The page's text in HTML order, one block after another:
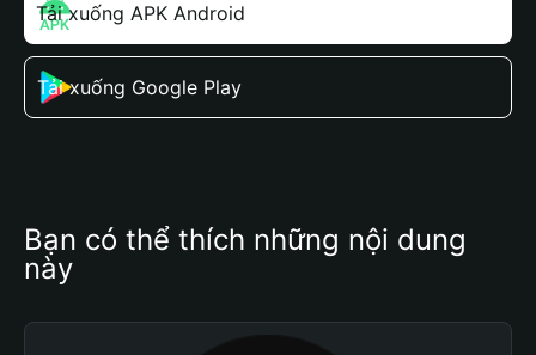
Tải xuống APK Android
Tải xuống Google Play
Bạn có thể thích những nội dung
này